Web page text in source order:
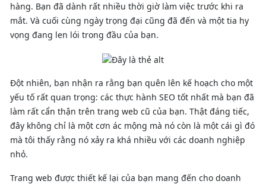
hàng. Bạn đã dành rất nhiều thời giờ làm việc trước khi ra
mắt. Và cuối cùng ngày trọng đại cũng đã đến và một tia hy
vọng đang len lói trong đầu của bạn.
Đột nhiên, bạn nhận ra rằng bạn quên lên kế hoạch cho một
yếu tố rất quan trọng: các thực hành SEO tốt nhất mà bạn đã
làm rất cẩn thận trên trang web cũ của bạn. Thật đáng tiếc,
đây không chỉ là một cơn ác mộng mà nó còn là một cái gì đó
mà tôi thấy rằng nó xảy ra khá nhiều với các doanh nghiệp
nhỏ.
Trang web được thiết kế lại của bạn mang đến cho doanh